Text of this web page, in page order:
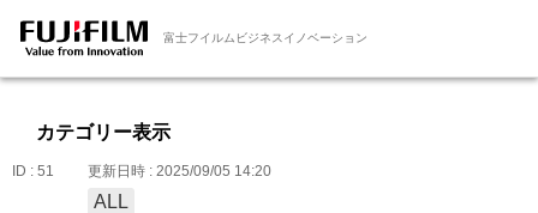
富士フイルムビジネスイノベーション
カテゴリー表示
ID : 51 更新日時 : 2025/09/05 14:20
ALL